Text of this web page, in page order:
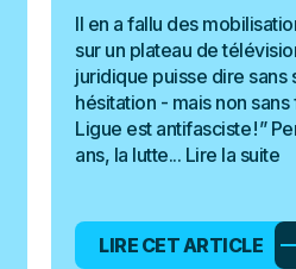
Il en a fallu des
sur un plateau de
juridique puisse dire sans
hésitation - mais non sans
Ligue est antifasciste ! ”
ans, la lutte... Lire la suite
LIRE CET ARTICLE